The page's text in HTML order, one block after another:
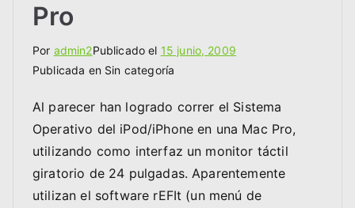
Pro
Por admin2Publicado el 15 junio, 2009
Publicada en Sin categoría
Al parecer han logrado correr el Sistema
Operativo del iPod/iPhone en una Mac Pro,
utilizando como interfaz un monitor táctil
giratorio de 24 pulgadas. Aparentemente
utilizan el software rEFIt (un menú de